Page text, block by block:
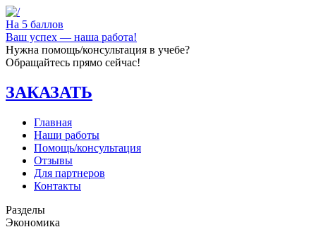
На 5 баллов
Ваш успех — наша работа!
Нужна помощь/консультация в учебе?
Обращайтесь прямо сейчас!
ЗАКАЗАТЬ
Главная
Наши работы
Помощь/консультация
Отзывы
Для партнеров
Контакты
Разделы
Экономика